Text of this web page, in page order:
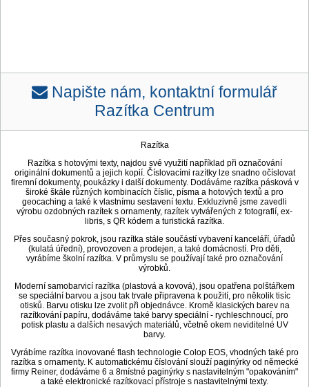
Napište nám, kontaktní formulář
Razítka Centrum
Razítka
Razítka s hotovými texty, najdou své využití například při označování
originální dokumentů a jejich kopií. Číslovacími razítky lze snadno očíslovat
firemní dokumenty, poukázky i další dokumenty. Dodáváme razítka pásková v
široké škále různých kombinacích číslic, písma a hotových textů a pro
geocaching a také k vlastnímu sestavení textu. Exkluzivně jsme zavedli
výrobu ozdobných razítek s ornamenty, razítek vytvářených z fotografií, ex-
libris, s QR kódem a turistická razítka.
Přes současný pokrok, jsou razítka stále součástí vybavení kanceláří, úřadů
(kulatá úřední), provozoven a prodejen, a také domácností. Pro děti,
vyrábíme školní razítka. V průmyslu se používají také pro označování
výrobků.
Moderní samobarvicí razítka (plastová a kovová), jsou opatřena polštářkem
se speciální barvou a jsou tak trvale připravena k použití, pro několik tisíc
otisků. Barvu otisku lze zvolit při objednávce. Kromě klasických barev na
razítkování papíru, dodáváme také barvy speciální - rychleschnoucí, pro
potisk plastu a dalších nesavých materiálů, včetně okem neviditelné UV
barvy.
Vyrábíme razítka inovované flash technologie Colop EOS, vhodných také pro
razítka s ornamenty. K automatickému číslování slouží paginýrky od německé
firmy Reiner, dodáváme 6 a 8místné paginýrky s nastavitelným "opakováním"
a také elektronické razítkovací přístroje s nastavitelnými texty.